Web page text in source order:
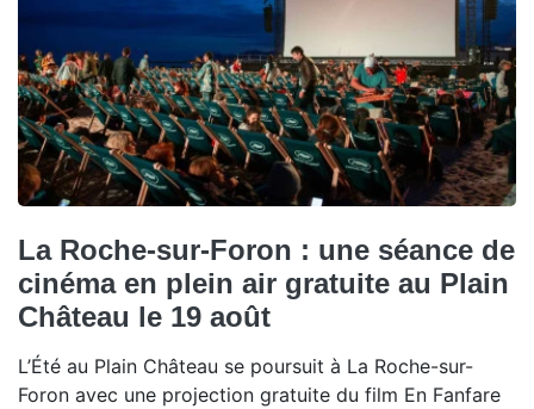
La Roche-sur-Foron : une séance de
cinéma en plein air gratuite au Plain
Château le 19 août
L’Été au Plain Château se poursuit à La Roche-sur-
Foron avec une projection gratuite du film En Fanfare